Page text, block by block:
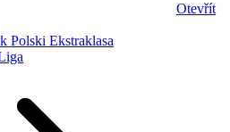
Otevřít
Polski Ekstraklasa